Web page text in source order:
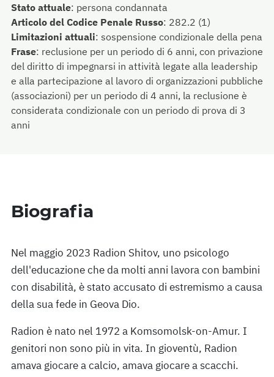
Stato attuale: persona condannata
Articolo del Codice Penale Russo: 282.2 (1)
Limitazioni attuali: sospensione condizionale della pena
Frase: reclusione per un periodo di 6 anni, con privazione
del diritto di impegnarsi in attività legate alla leadership
e alla partecipazione al lavoro di organizzazioni pubbliche
(associazioni) per un periodo di 4 anni, la reclusione è
considerata condizionale con un periodo di prova di 3
anni
Biografia
Nel maggio 2023 Radion Shitov, uno psicologo
dell'educazione che da molti anni lavora con bambini
con disabilità, è stato accusato di estremismo a causa
della sua fede in Geova Dio.
Radion è nato nel 1972 a Komsomolsk-on-Amur. I
genitori non sono più in vita. In gioventù, Radion
amava giocare a calcio, amava giocare a scacchi.